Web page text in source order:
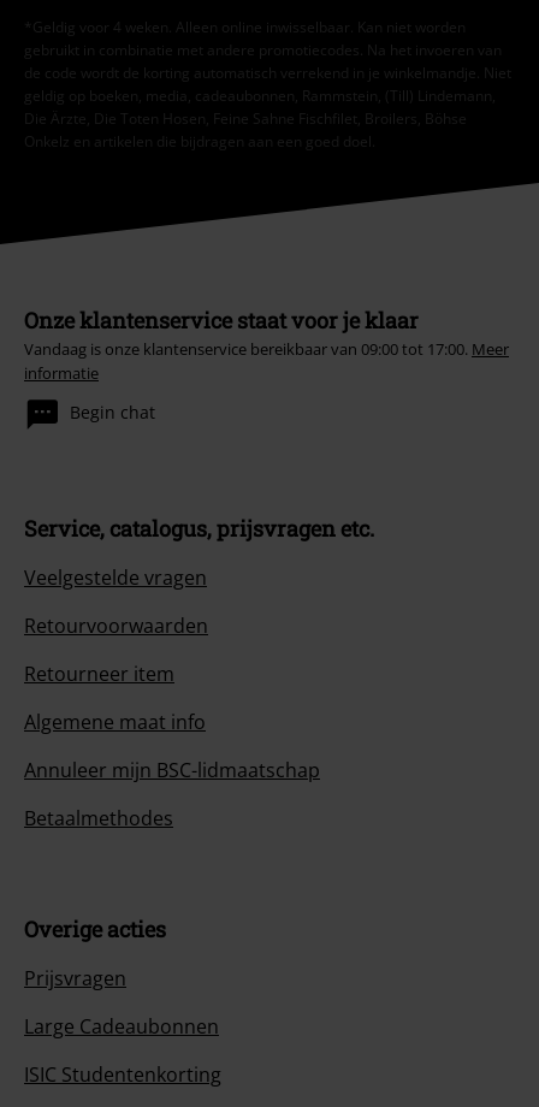
*Geldig voor 4 weken. Alleen online inwisselbaar. Kan niet worden
gebruikt in combinatie met andere promotiecodes. Na het invoeren van
de code wordt de korting automatisch verrekend in je winkelmandje. Niet
geldig op boeken, media, cadeaubonnen, Rammstein, (Till) Lindemann,
Die Ärzte, Die Toten Hosen, Feine Sahne Fischfilet, Broilers, Böhse
Onkelz en artikelen die bijdragen aan een goed doel.
Onze klantenservice staat voor je klaar
Vandaag is onze klantenservice bereikbaar van 09:00 tot 17:00. Meer
informatie
Begin chat
Service, catalogus, prijsvragen etc.
Veelgestelde vragen
Retourvoorwaarden
Retourneer item
Algemene maat info
Annuleer mijn BSC-lidmaatschap
Betaalmethodes
Overige acties
Prijsvragen
Large Cadeaubonnen
ISIC Studentenkorting